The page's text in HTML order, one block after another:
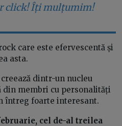
click! Îți mulțumim!
care este efervescentă și
asta.
dintr-un nucleu
din membri cu personalități
întreg foarte interesant.
cel de-al treilea